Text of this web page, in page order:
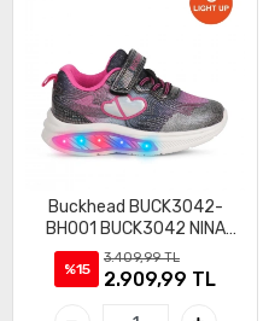
Buckhead BUCK3042-
BH001 BUCK3042 NINA
IŞIKLI SPOR AYAKKABI
%15
3.409,99 TL
2.909,99 TL